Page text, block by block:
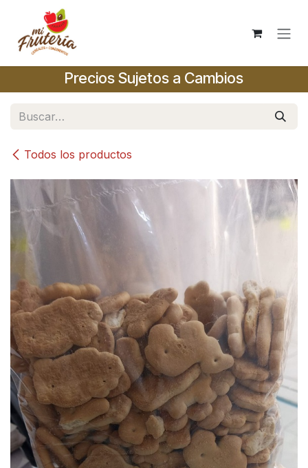
Ir al contenido
Precios Sujetos a Cambios
Todos los productos